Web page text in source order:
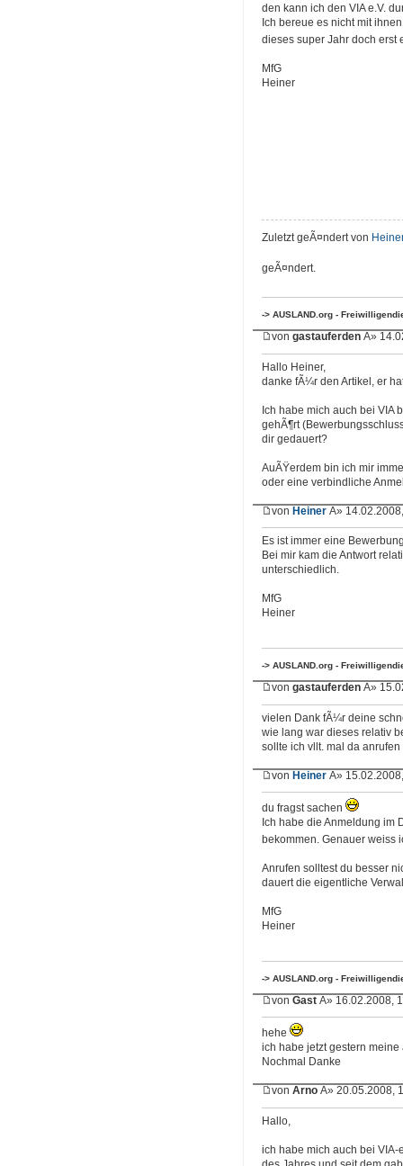
den kann ich den VIA e.V.
Ich bereue es nicht mit
dieses super Jahr doch erst
MfG
Heiner
Zuletzt geÃ¤ndert von
geÃ¤ndert.
-> AUSLAND.org -
von gastauferden Â»
Hallo Heiner,
danke fÃ¼r den Artikel, er
Ich habe mich auch bei VIA
gehÃ¶rt
dir gedauert?
AuÃŸerdem bin ich mir
oder eine verbindliche
von Heiner Â»
Es ist immer eine
Bei mir kam die Antwort
unterschiedlich.
MfG
Heiner
-> AUSLAND.org -
von gastauferden Â»
vielen Dank fÃ¼r deine
wie lang war dieses relativ
sollte ich vllt. mal da
von Heiner Â»
du fragst sachen
Ich habe die Anmeldung im
bekommen. Genauer weiss
Anrufen solltest du besser
dauert die eigentliche
MfG
Heiner
-> AUSLAND.org -
von Gast Â» 16.02.2008,
hehe
ich habe jetzt gestern
Nochmal Danke
von Arno Â» 20.05.2008,
Hallo,
ich habe mich auch bei